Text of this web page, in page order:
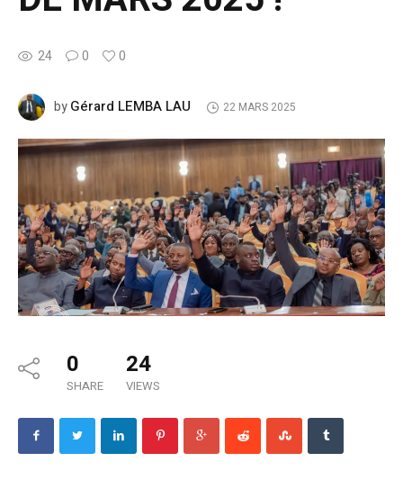
24 0 0
byGérard LEMBA LAU 22 MARS 2025
0
SHARE
24
VIEWS